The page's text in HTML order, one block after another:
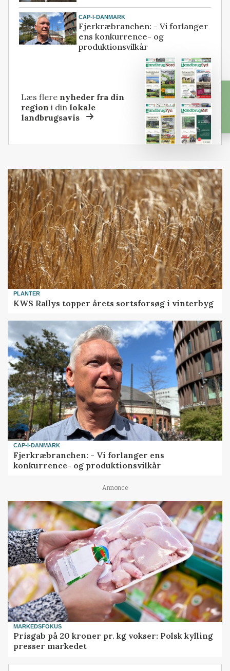
CAP-I-DANMARK
Fjerkræbranchen: - Vi forlanger
ens konkurrence- og
produktionsvilkår
Læs flere nyheder fra din
region i dinlokale
landbrugsavis
PLANTER
KWS Rallys topper årets sortsforsøg i vinterbyg
CAP-I-DANMARK
Fjerkræbranchen: - Vi forlanger ens
konkurrence- og produktionsvilkår
Annonce
MARKEDSFOKUS
Prisgab på 20 kroner pr. kg vokser: Polsk kylling
presser markedet